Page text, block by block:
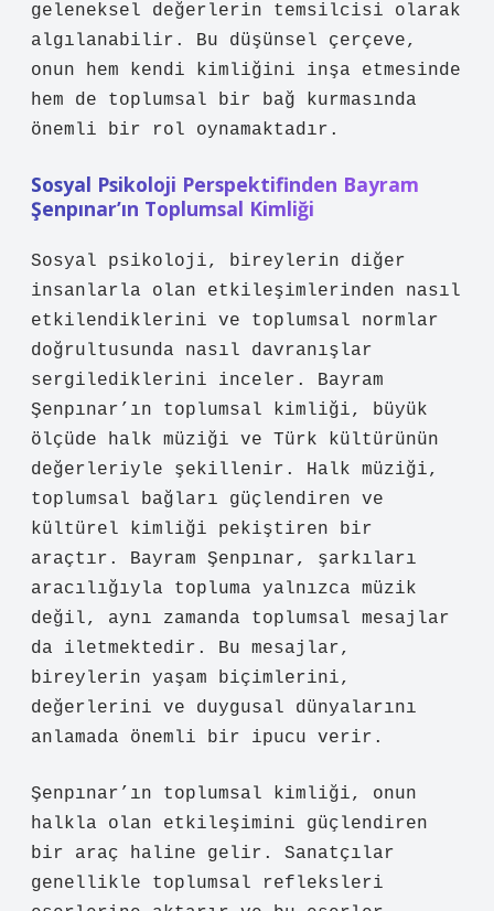
geleneksel değerlerin temsilcisi olarak
algılanabilir. Bu düşünsel çerçeve,
onun hem kendi kimliğini inşa etmesinde
hem de toplumsal bir bağ kurmasında
önemli bir rol oynamaktadır.
Sosyal Psikoloji Perspektifinden Bayram
Şenpınar’ın Toplumsal Kimliği
Sosyal psikoloji, bireylerin diğer
insanlarla olan etkileşimlerinden nasıl
etkilendiklerini ve toplumsal normlar
doğrultusunda nasıl davranışlar
sergilediklerini inceler. Bayram
Şenpınar’ın toplumsal kimliği, büyük
ölçüde halk müziği ve Türk kültürünün
değerleriyle şekillenir. Halk müziği,
toplumsal bağları güçlendiren ve
kültürel kimliği pekiştiren bir
araçtır. Bayram Şenpınar, şarkıları
aracılığıyla topluma yalnızca müzik
değil, aynı zamanda toplumsal mesajlar
da iletmektedir. Bu mesajlar,
bireylerin yaşam biçimlerini,
değerlerini ve duygusal dünyalarını
anlamada önemli bir ipucu verir.
Şenpınar’ın toplumsal kimliği, onun
halkla olan etkileşimini güçlendiren
bir araç haline gelir. Sanatçılar
genellikle toplumsal refleksleri